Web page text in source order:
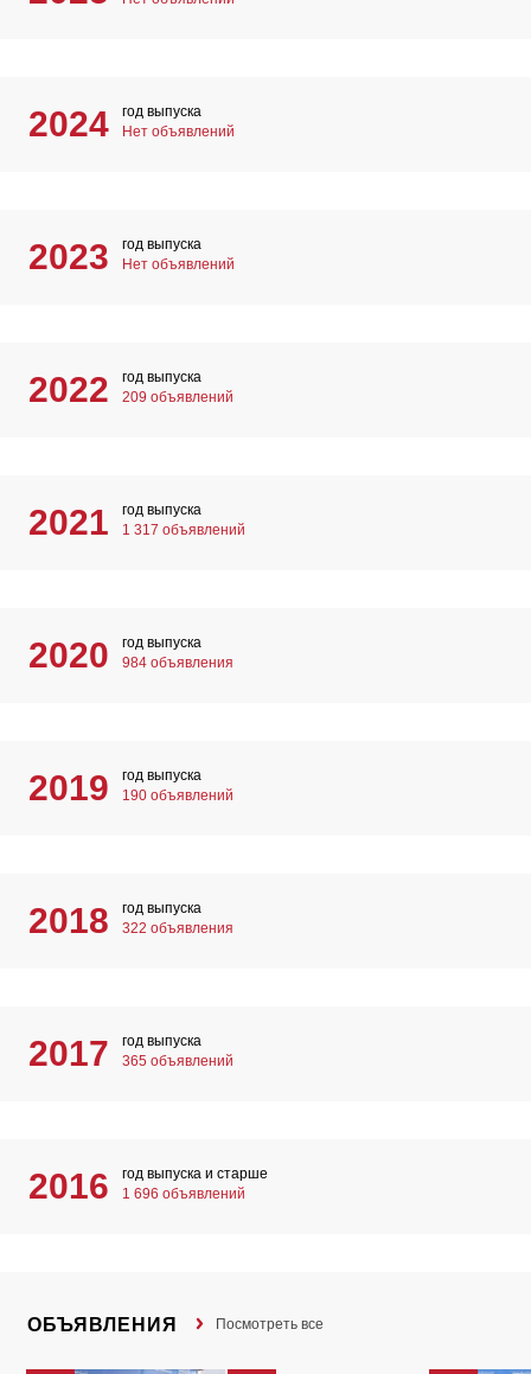
2024
год выпуска
Нет объявлений
2023
год выпуска
Нет объявлений
2022
год выпуска
209 объявлений
2021
год выпуска
1 317 объявлений
2020
год выпуска
984 объявления
2019
год выпуска
190 объявлений
2018
год выпуска
322 объявления
2017
год выпуска
365 объявлений
2016
год выпуска и старше
1 696 объявлений
ОБЪЯВЛЕНИЯ Посмотреть все